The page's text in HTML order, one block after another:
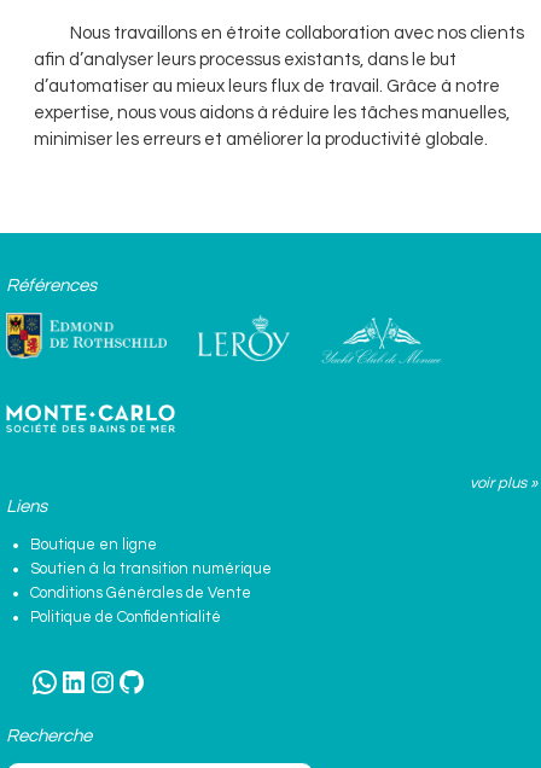
Nous travaillons en étroite collaboration avec nos clients
afin d’analyser leurs processus existants, dans le but
d’automatiser au mieux leurs flux de travail. Grâce à notre
expertise, nous vous aidons à réduire les tâches manuelles,
minimiser les erreurs et améliorer la productivité globale.
Références
voir plus »
Liens
Boutique en ligne
Soutien à la transition numérique
Conditions Générales de Vente
Politique de Confidentialité
WhatsApp
LinkedIn
Instagram
GitHub
Recherche